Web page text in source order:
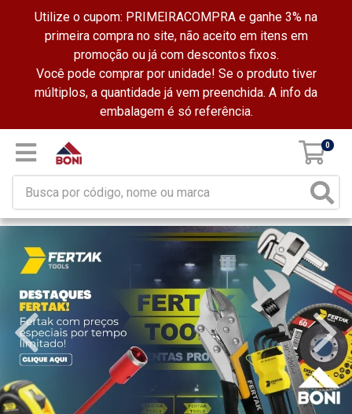
Utilize o cupom: PRIMEIRACOMPRA e ganhe 3% na
primeira compra no site, não aceito em itens em
promoção ou já com descontos fixos.
Você pode comprar por unidade! Se o produto tiver
múltiplos, a quantidade já vem preenchida. A info da
embalagem é só referência.
0